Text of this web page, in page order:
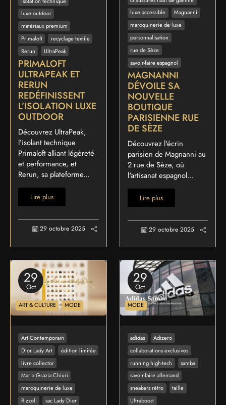
luxe outdoor
matériaux premium
Primaloft
recyclage textile
Rerun
UltraPeak
PRIMALOFT
ULTRAPEAK ET
RERUN
REDÉFINISSENT
L’ISOLATION LUXE
OUTDOOR
Découvrez UltraPeak,
l’isolant technique
Primaloft alliant légèreté
et performance, et
Rerun, sa plateforme...
Lire plus
29 octobre 2025
luxe accessible
Magnanni
maroquinerie de luxe
personnalisation
rue de Sèze
savoir-faire espagnol
MAGNANNI
DÉVOILE SA
NOUVELLE
BOUTIQUE
PARISIENNE RUE
DE SÈZE
Découvrez l'écrin
parisien de Magnanni au
2 rue de Sèze, où
l'artisanat espagnol...
Lire plus
29 octobre 2025
29
Oct
ART & CULTURE MODE
Art Contemporain
Dior Lady Art
édition limitée
livre collector
Maria Grazia Chiuri
maroquinerie de luxe
Rizzoli
sac Lady Dior
29
Oct
MODE
adidas
Adizero
collaborations exclusives
running high-tech
samba
savoir-faire allemand
sneakers rétro
taille
Ultraboost